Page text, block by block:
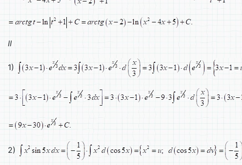
II
1)
2)